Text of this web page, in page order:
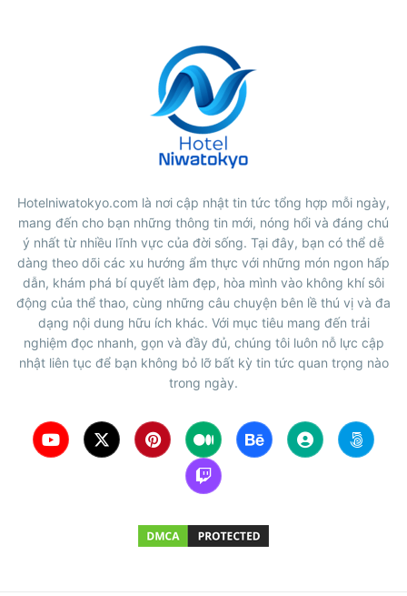
Hotelniwatokyo.com là nơi cập nhật tin tức tổng hợp mỗi ngày,
mang đến cho bạn những thông tin mới, nóng hổi và đáng chú
ý nhất từ nhiều lĩnh vực của đời sống. Tại đây, bạn có thể dễ
dàng theo dõi các xu hướng ẩm thực với những món ngon hấp
dẫn, khám phá bí quyết làm đẹp, hòa mình vào không khí sôi
động của thể thao, cùng những câu chuyện bên lề thú vị và đa
dạng nội dung hữu ích khác. Với mục tiêu mang đến trải
nghiệm đọc nhanh, gọn và đầy đủ, chúng tôi luôn nỗ lực cập
nhật liên tục để bạn không bỏ lỡ bất kỳ tin tức quan trọng nào
trong ngày.